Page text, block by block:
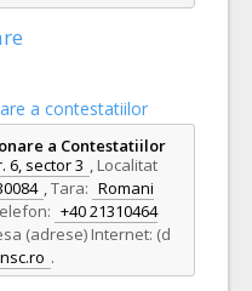
a contestatiilor
a Contestatiilor
6, sector 3 , Localitat
,Tara: Romani
+40 21310464
(adrese) Internet: (d
.